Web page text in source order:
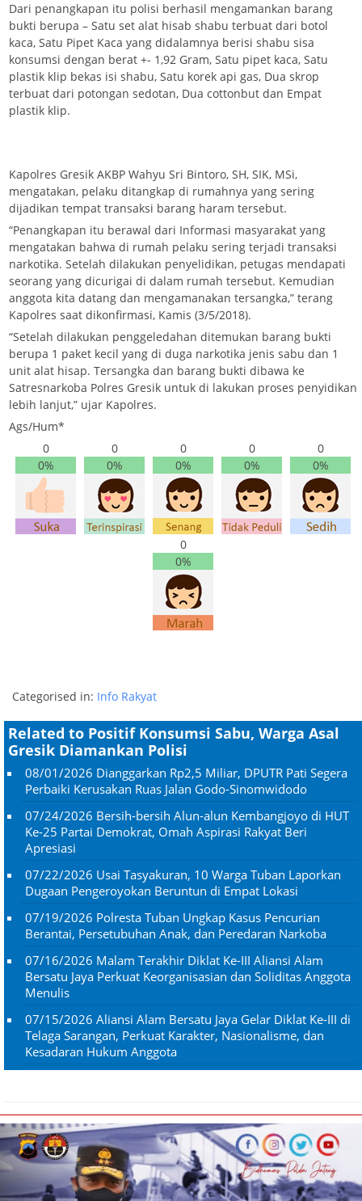
Dari penangkapan itu polisi berhasil mengamankan barang
bukti berupa – Satu set alat hisab shabu terbuat dari botol
kaca, Satu Pipet Kaca yang didalamnya berisi shabu sisa
konsumsi dengan berat +- 1,92 Gram, Satu pipet kaca, Satu
plastik klip bekas isi shabu, Satu korek api gas, Dua skrop
terbuat dari potongan sedotan, Dua cottonbut dan Empat
plastik klip.
Kapolres Gresik AKBP Wahyu Sri Bintoro, SH, SIK, MSi,
mengatakan, pelaku ditangkap di rumahnya yang sering
dijadikan tempat transaksi barang haram tersebut.
“Penangkapan itu berawal dari Informasi masyarakat yang
mengatakan bahwa di rumah pelaku sering terjadi transaksi
narkotika. Setelah dilakukan penyelidikan, petugas mendapati
seorang yang dicurigai di dalam rumah tersebut. Kemudian
anggota kita datang dan mengamanakan tersangka,” terang
Kapolres saat dikonfirmasi, Kamis (3/5/2018).
“Setelah dilakukan penggeledahan ditemukan barang bukti
berupa 1 paket kecil yang di duga narkotika jenis sabu dan 1
unit alat hisap. Tersangka dan barang bukti dibawa ke
Satresnarkoba Polres Gresik untuk di lakukan proses penyidikan
lebih lanjut,” ujar Kapolres.
Ags/Hum*
0
0%
0
0%
0
0%
0
0%
0
0%
0
0%
Categorised in: Info Rakyat
Related to Positif Konsumsi Sabu, Warga Asal
Gresik Diamankan Polisi
08/01/2026 Dianggarkan Rp2,5 Miliar, DPUTR Pati Segera
Perbaiki Kerusakan Ruas Jalan Godo-Sinomwidodo
07/24/2026 Bersih-bersih Alun-alun Kembangjoyo di HUT
Ke-25 Partai Demokrat, Omah Aspirasi Rakyat Beri
Apresiasi
07/22/2026 Usai Tasyakuran, 10 Warga Tuban Laporkan
Dugaan Pengeroyokan Beruntun di Empat Lokasi
07/19/2026 Polresta Tuban Ungkap Kasus Pencurian
Berantai, Persetubuhan Anak, dan Peredaran Narkoba
07/16/2026 Malam Terakhir Diklat Ke-III Aliansi Alam
Bersatu Jaya Perkuat Keorganisasian dan Soliditas Anggota
Menulis
07/15/2026 Aliansi Alam Bersatu Jaya Gelar Diklat Ke-III di
Telaga Sarangan, Perkuat Karakter, Nasionalisme, dan
Kesadaran Hukum Anggota